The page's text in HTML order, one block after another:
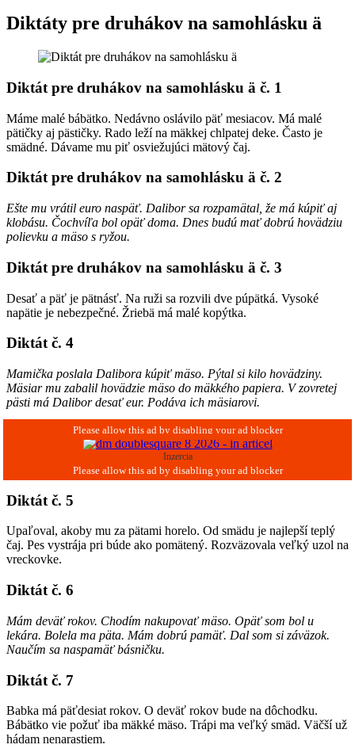
Diktáty pre druhákov na samohlásku ä
Diktát pre druhákov na samohlásku ä č. 1
Máme malé bábätko. Nedávno oslávilo päť mesiacov. Má malé
pätičky aj pästičky. Rado leží na mäkkej chlpatej deke. Často je
smädné. Dávame mu piť osviežujúci mätový čaj.
Diktát pre druhákov na samohlásku ä č. 2
Ešte mu vrátil euro naspäť. Dalibor sa rozpamätal, že má kúpiť aj
klobásu. Čochvíľa bol opäť doma. Dnes budú mať dobrú hovädziu
polievku a mäso s ryžou.
Diktát pre druhákov na samohlásku ä č. 3
Desať a päť je pätnásť. Na ruži sa rozvili dve púpätká. Vysoké
napätie je nebezpečné. Žriebä má malé kopýtka.
Diktát č. 4
Mamička poslala Dalibora kúpiť mäso. Pýtal si kilo hovädziny.
Mäsiar mu zabalil hovädzie mäso do mäkkého papiera. V zovretej
pästi má Dalibor desať eur. Podáva ich mäsiarovi.
Inzercia
Diktát č. 5
Upaľoval, akoby mu za pätami horelo. Od smädu je najlepší teplý
čaj. Pes vystrája pri búde ako pomätený. Rozväzovala veľký uzol na
vreckovke.
Diktát č. 6
Mám deväť rokov. Chodím nakupovať mäso. Opäť som bol u
lekára. Bolela ma päta. Mám dobrú pamäť. Dal som si záväzok.
Naučím sa naspamäť básničku.
Diktát č. 7
Babka má päťdesiat rokov. O deväť rokov bude na dôchodku.
Bábätko vie požuť iba mäkké mäso. Trápi ma veľký smäd. Väčší už
hádam nenarastiem.